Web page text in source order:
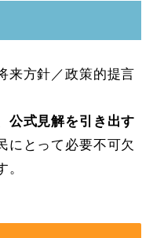
来方針／政策的提言
公式見解を引き出す
にとって必要不可欠